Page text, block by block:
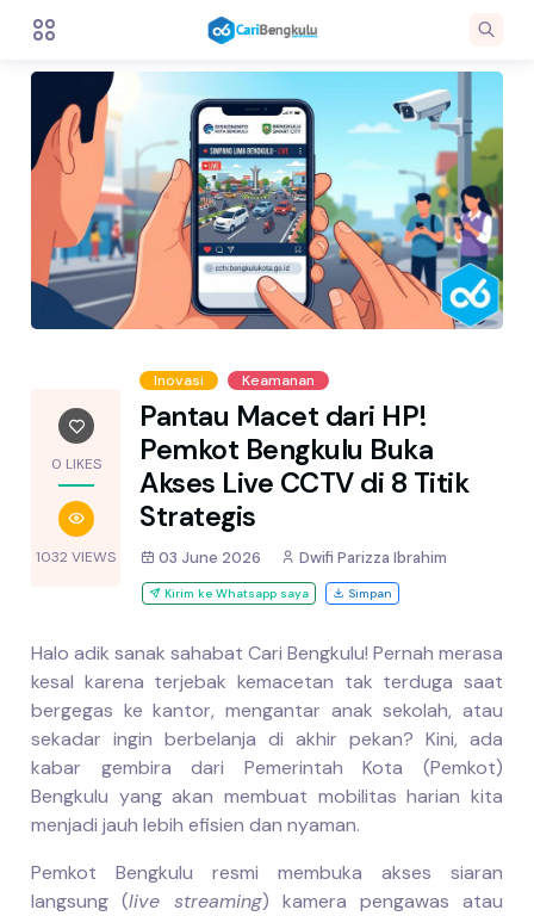
0 LIKES
1032 VIEWS
Inovasi Keamanan
Pantau Macet dari HP!
Pemkot Bengkulu Buka
Akses Live CCTV di 8 Titik
Strategis
03 June 2026 Dwifi Parizza Ibrahim
Kirim ke Whatsapp saya Simpan
Halo adik sanak sahabat Cari Bengkulu! Pernah merasa
kesal karena terjebak kemacetan tak terduga saat
bergegas ke kantor, mengantar anak sekolah, atau
sekadar ingin berbelanja di akhir pekan? Kini, ada
kabar gembira dari Pemerintah Kota (Pemkot)
Bengkulu yang akan membuat mobilitas harian kita
menjadi jauh lebih efisien dan nyaman.
Pemkot Bengkulu resmi membuka akses siaran
langsung (live streaming) kamera pengawas atau